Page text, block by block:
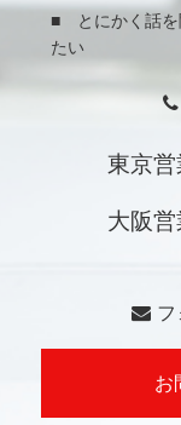
■ とにかく話を
たい
東京営
大阪
フ
お